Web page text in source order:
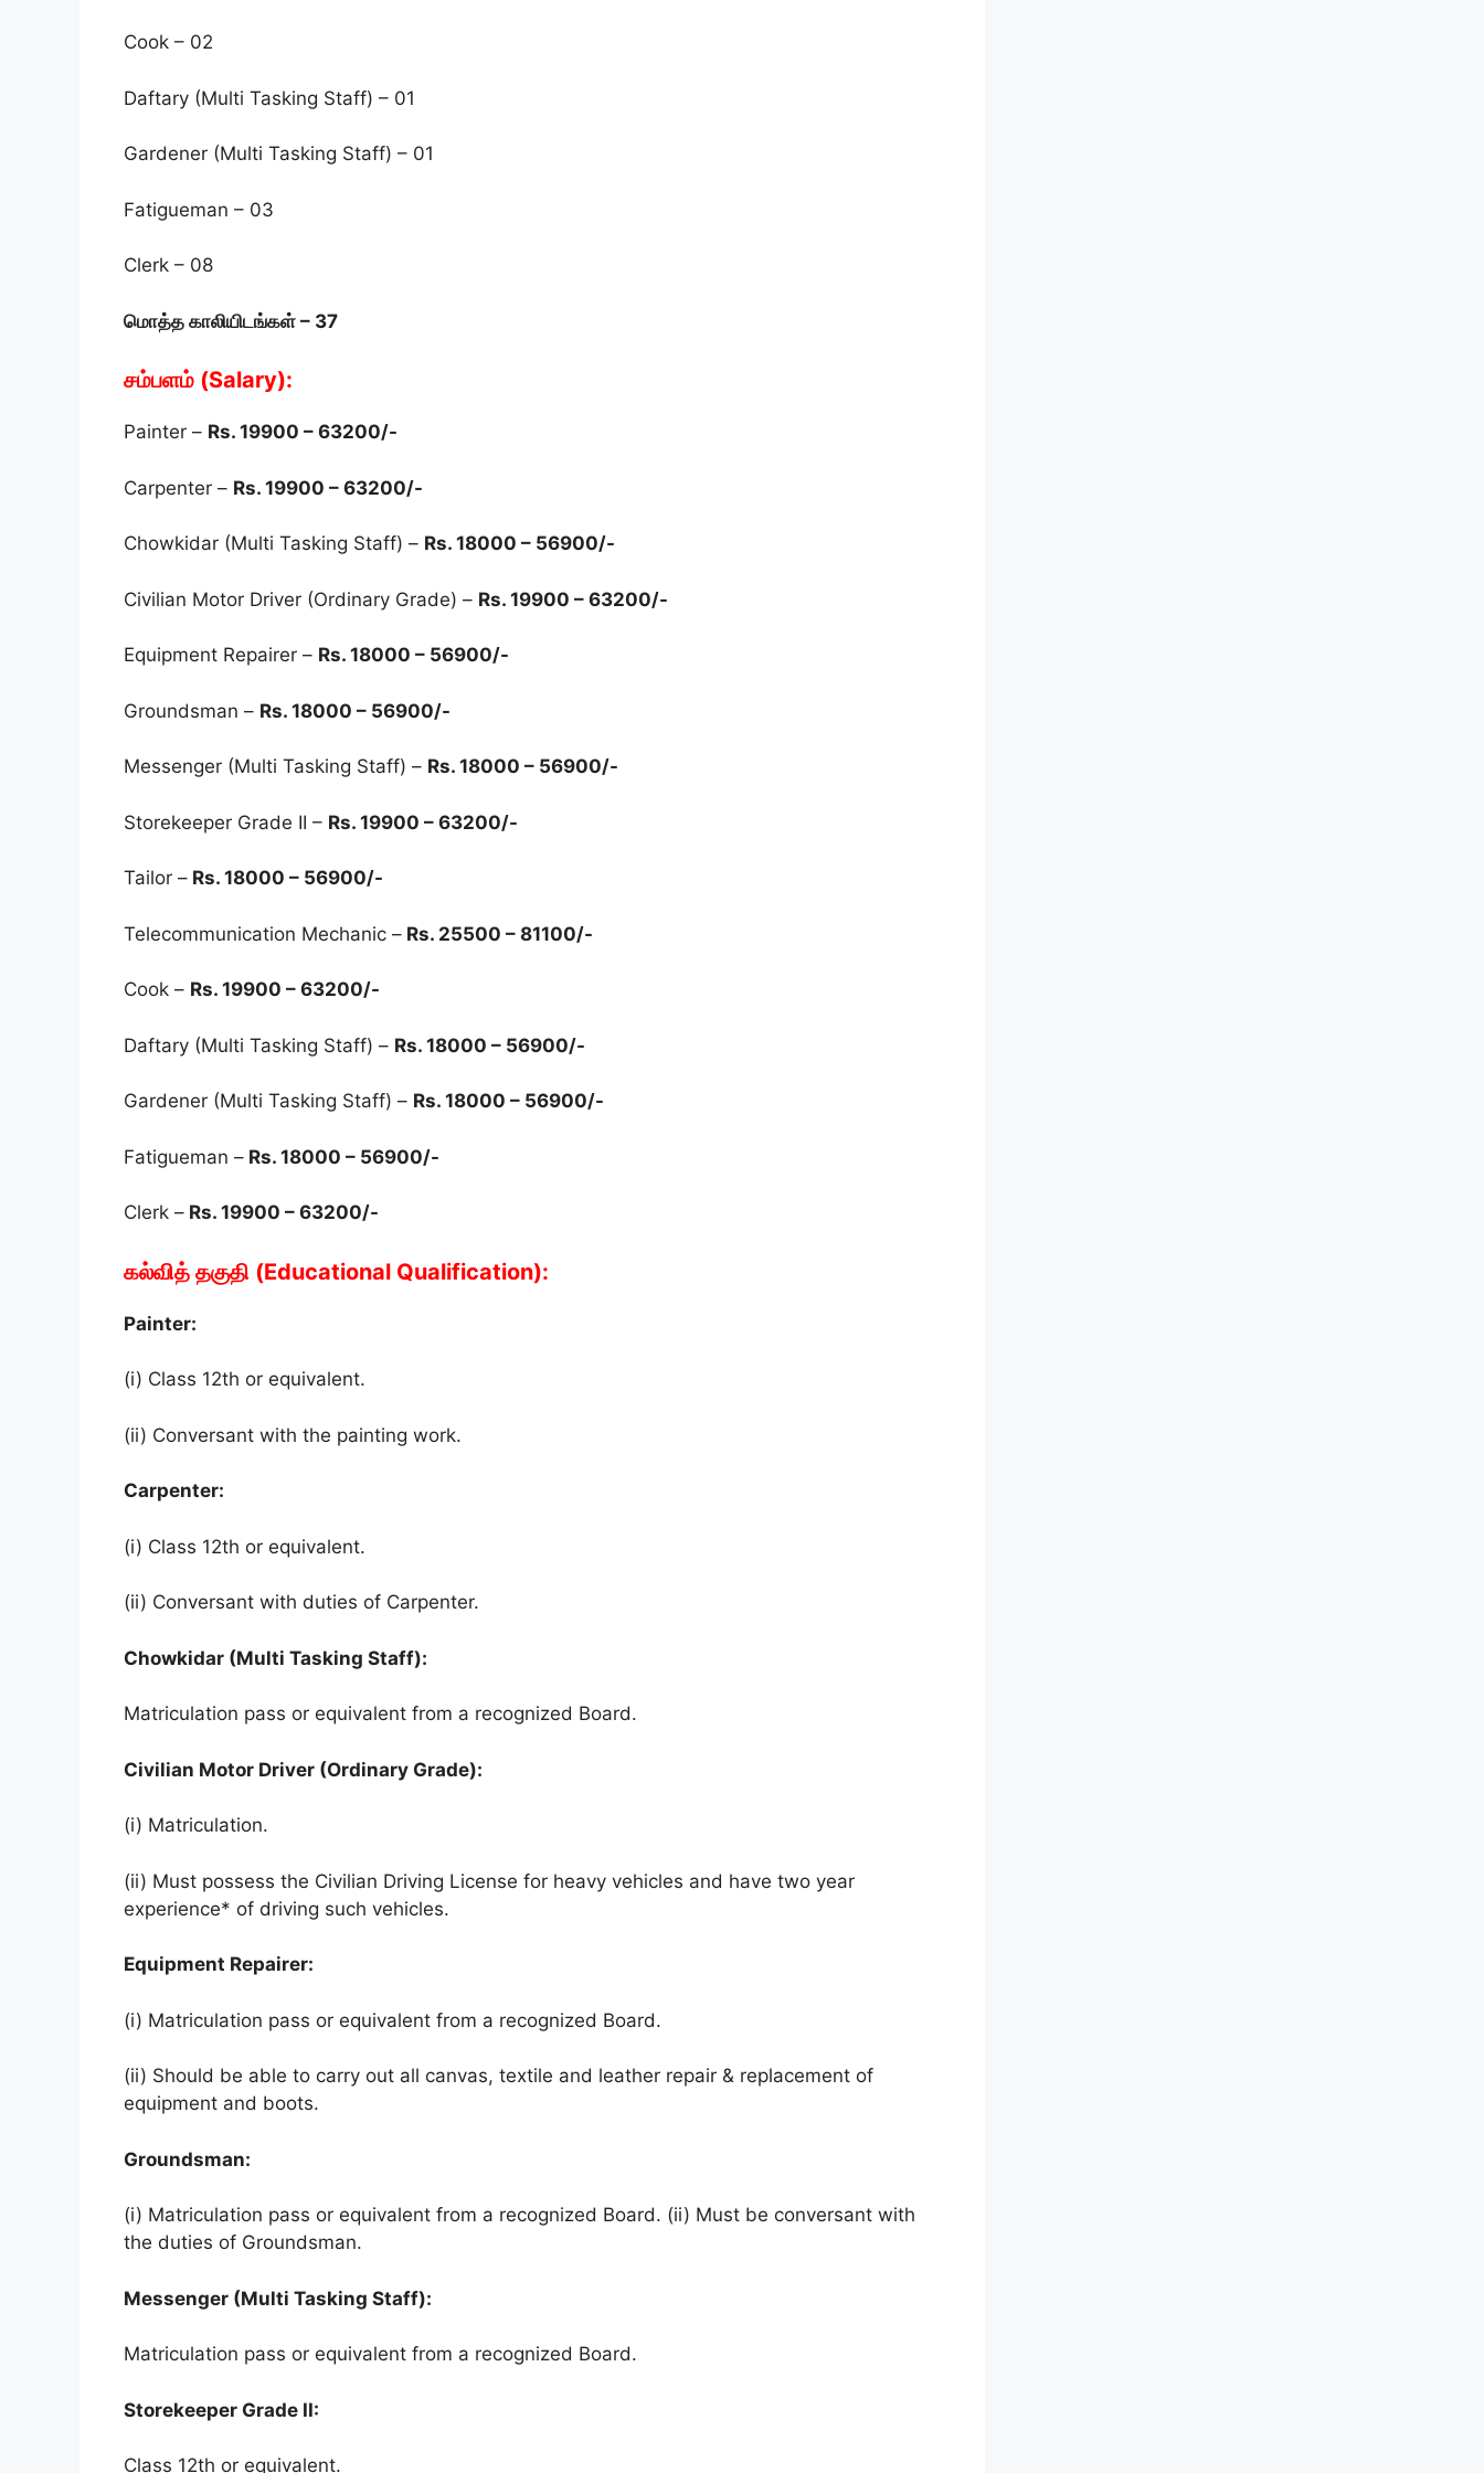
Cook – 02
Daftary (Multi Tasking Staff) – 01
Gardener (Multi Tasking Staff) – 01
Fatigueman – 03
Clerk – 08
மொத்த காலியிடங்கள் – 37
சம்பளம் (Salary):
Painter – Rs. 19900 – 63200/-
Carpenter – Rs. 19900 – 63200/-
Chowkidar (Multi Tasking Staff) – Rs. 18000 – 56900/-
Civilian Motor Driver (Ordinary Grade) – Rs. 19900 – 63200/-
Equipment Repairer – Rs. 18000 – 56900/-
Groundsman – Rs. 18000 – 56900/-
Messenger (Multi Tasking Staff) – Rs. 18000 – 56900/-
Storekeeper Grade II – Rs. 19900 – 63200/-
Tailor – Rs. 18000 – 56900/-
Telecommunication Mechanic – Rs. 25500 – 81100/-
Cook – Rs. 19900 – 63200/-
Daftary (Multi Tasking Staff) – Rs. 18000 – 56900/-
Gardener (Multi Tasking Staff) – Rs. 18000 – 56900/-
Fatigueman – Rs. 18000 – 56900/-
Clerk – Rs. 19900 – 63200/-
கல்வித் தகுதி (Educational Qualification):
Painter:
(i) Class 12th or equivalent.
(ii) Conversant with the painting work.
Carpenter:
(i) Class 12th or equivalent.
(ii) Conversant with duties of Carpenter.
Chowkidar (Multi Tasking Staff):
Matriculation pass or equivalent from a recognized Board.
Civilian Motor Driver (Ordinary Grade):
(i) Matriculation.
(ii) Must possess the Civilian Driving License for heavy vehicles and have two year
experience* of driving such vehicles.
Equipment Repairer:
(i) Matriculation pass or equivalent from a recognized Board.
(ii) Should be able to carry out all canvas, textile and leather repair & replacement of
equipment and boots.
Groundsman:
(i) Matriculation pass or equivalent from a recognized Board. (ii) Must be conversant with
the duties of Groundsman.
Messenger (Multi Tasking Staff):
Matriculation pass or equivalent from a recognized Board.
Storekeeper Grade II:
Class 12th or equivalent.